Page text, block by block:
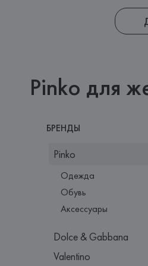
Pinko для
БРЕНДЫ
Pinko
Одежда
Обувь
Аксессуары
Dolce & Gabbana
Valentino